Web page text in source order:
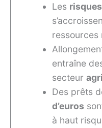
Les
ressources
entraîne
secteur
Des prêts
d’euros
à haut